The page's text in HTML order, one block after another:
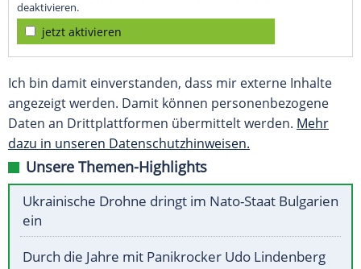
deaktivieren.
jetzt aktivieren
Ich bin damit einverstanden, dass mir externe Inhalte
angezeigt werden. Damit können personenbezogene
Daten an Drittplattformen übermittelt werden. Mehr
dazu in unseren Datenschutzhinweisen.
Unsere Themen-Highlights
Ukrainische Drohne dringt im Nato-Staat Bulgarien
ein
Durch die Jahre mit Panikrocker Udo Lindenberg